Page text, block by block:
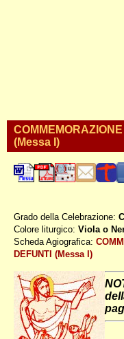
(Messa I)
Grado della Celebrazione:
Colore liturgico: Viola o
Scheda Agiografica:
DEFUNTI (Messa I)